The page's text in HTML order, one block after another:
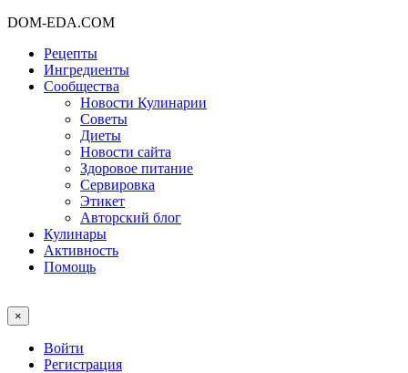
DOM-EDA.COM
Рецепты
Ингредиенты
Сообщества
Новости Кулинарии
Советы
Диеты
Новости сайта
Здоровое питание
Сервировка
Этикет
Авторский блог
Кулинары
Активность
Помощь
×
Войти
Регистрация